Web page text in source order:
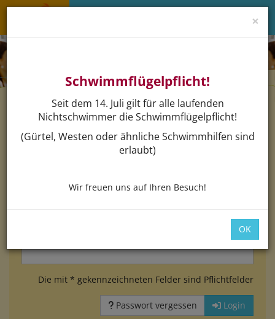
Login
Bitte loggen Sie sich mit dem untenstehenden Formular
Die mit * gekennzeichneten Felder sind Pflichtfelder
Passwort vergessen Login
×
Schwimmflügelpflicht!
Seit dem 14. Juli gilt für alle laufenden
Nichtschwimmer die Schwimmflügelpflicht!
(Gürtel, Westen oder ähnliche Schwimmhilfen sind
erlaubt)
Wir freuen uns auf Ihren Besuch!
OK